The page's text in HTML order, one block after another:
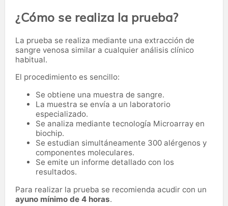
¿Cómo se realiza la prueba?
La prueba se realiza mediante una extracción de
sangre venosa similar a cualquier análisis clínico
habitual.
El procedimiento es sencillo:
Se obtiene una muestra de sangre.
La muestra se envía a un laboratorio
especializado.
Se analiza mediante tecnología Microarray en
biochip.
Se estudian simultáneamente 300 alérgenos y
componentes moleculares.
Se emite un informe detallado con los
resultados.
Para realizar la prueba se recomienda acudir con un
ayuno mínimo de 4 horas.